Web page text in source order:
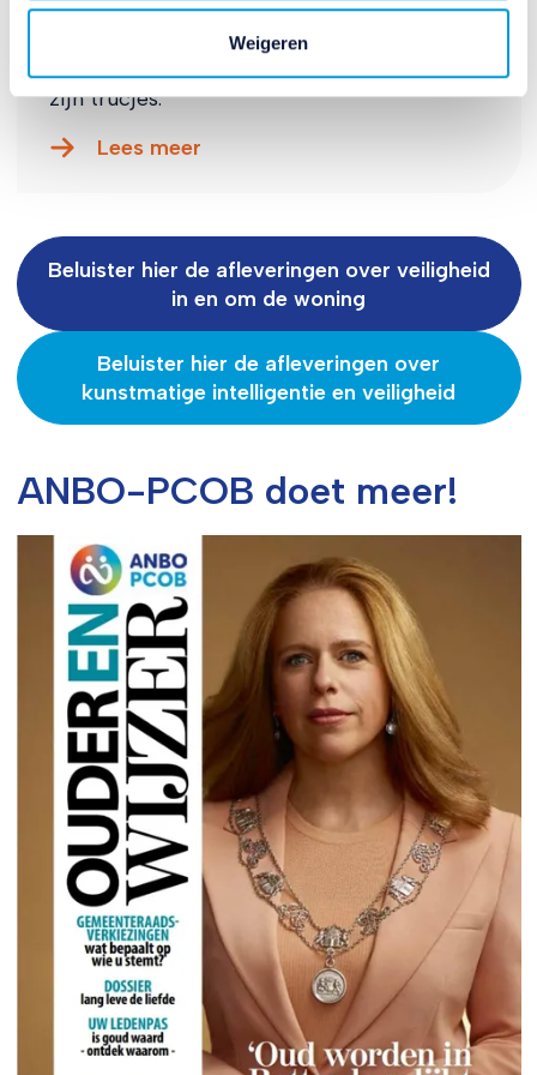
Weigeren
In deze aflevering legt Boudewijn uit wat
‘spoofing’ is. Natuurlijk vertelt hij ook wat u
ertegen kunt doen. Want ook híj heeft zo
zijn trucjes.
Lees meer
Beluister hier de afleveringen over veiligheid
in en om de woning
Beluister hier de afleveringen over
kunstmatige intelligentie en veiligheid
ANBO-PCOB doet meer!